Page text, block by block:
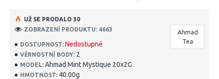
DOSTUPNOST: Nedostupné
VĚRNOSTNÍ BODY: 2
MODEL: Ahmad Mint Mystique 20x2G
HMOTNOST: 40.00g
Ahmad
Tea
UŽ SE PRODALO 30
ZOBRAZENÍ PRODUKTU: 4663